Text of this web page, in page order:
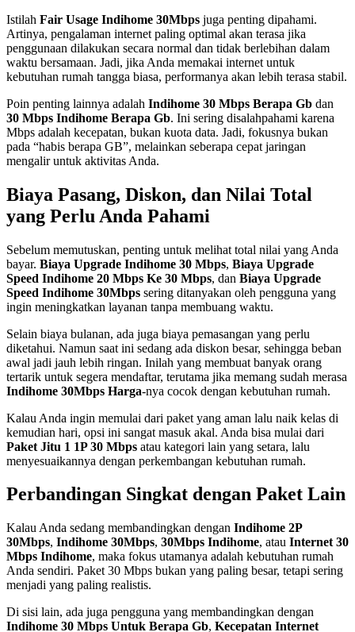
Istilah Fair Usage Indihome 30Mbps juga penting dipahami.
Artinya, pengalaman internet paling optimal akan terasa jika
penggunaan dilakukan secara normal dan tidak berlebihan dalam
waktu bersamaan. Jadi, jika Anda memakai internet untuk
kebutuhan rumah tangga biasa, performanya akan lebih terasa stabil.
Poin penting lainnya adalah Indihome 30 Mbps Berapa Gb dan
30 Mbps Indihome Berapa Gb. Ini sering disalahpahami karena
Mbps adalah kecepatan, bukan kuota data. Jadi, fokusnya bukan
pada “habis berapa GB”, melainkan seberapa cepat jaringan
mengalir untuk aktivitas Anda.
Biaya Pasang, Diskon, dan Nilai Total
yang Perlu Anda Pahami
Sebelum memutuskan, penting untuk melihat total nilai yang Anda
bayar. Biaya Upgrade Indihome 30 Mbps, Biaya Upgrade
Speed Indihome 20 Mbps Ke 30 Mbps, dan Biaya Upgrade
Speed Indihome 30Mbps sering ditanyakan oleh pengguna yang
ingin meningkatkan layanan tanpa membuang waktu.
Selain biaya bulanan, ada juga biaya pemasangan yang perlu
diketahui. Namun saat ini sedang ada diskon besar, sehingga beban
awal jadi jauh lebih ringan. Inilah yang membuat banyak orang
tertarik untuk segera mendaftar, terutama jika memang sudah merasa
Indihome 30Mbps Harga-nya cocok dengan kebutuhan rumah.
Kalau Anda ingin memulai dari paket yang aman lalu naik kelas di
kemudian hari, opsi ini sangat masuk akal. Anda bisa mulai dari
Paket Jitu 1 1P 30 Mbps atau kategori lain yang setara, lalu
menyesuaikannya dengan perkembangan kebutuhan rumah.
Perbandingan Singkat dengan Paket Lain
Kalau Anda sedang membandingkan dengan Indihome 2P
30Mbps, Indihome 30Mbps, 30Mbps Indihome, atau Internet 30
Mbps Indihome, maka fokus utamanya adalah kebutuhan rumah
Anda sendiri. Paket 30 Mbps bukan yang paling besar, tetapi sering
menjadi yang paling realistis.
Di sisi lain, ada juga pengguna yang membandingkan dengan
Indihome 30 Mbps Untuk Berapa Gb, Kecepatan Internet